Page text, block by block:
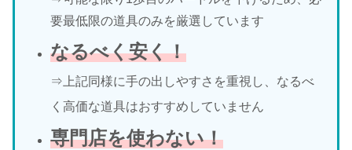
要最低限の道具のみを厳選しています
なるべく安く！
⇒上記同様に手の出しやすさを重視し、なるべ
く高価な道具はおすすめしていません
専門店を使わない！